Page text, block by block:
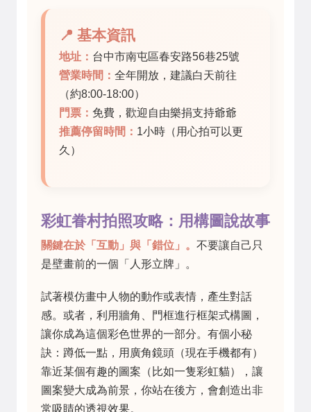
📍 基本資訊
地址： 台中市南屯區春安路56巷25號
營業時間： 全年開放，建議白天前往
（約8:00-18:00）
門票： 免費，歡迎自由樂捐支持爺爺
推薦停留時間： 1小時（用心拍可以更
久）
彩虹眷村拍照攻略：用構圖說故事
關鍵在於「互動」與「錯位」。 不要讓自己只
是壁畫前的一個「人形立牌」。
試著模仿畫中人物的動作或表情，產生對話
感。或者，利用牆角、門框進行框架式構圖，
讓你成為這個彩色世界的一部分。有個小秘
訣：蹲低一點，用廣角鏡頭（現在手機都有）
靠近某個有趣的圖案（比如一隻彩虹貓），讓
圖案變大成為前景，你站在後方，會創造出非
常吸睛的透視效果。